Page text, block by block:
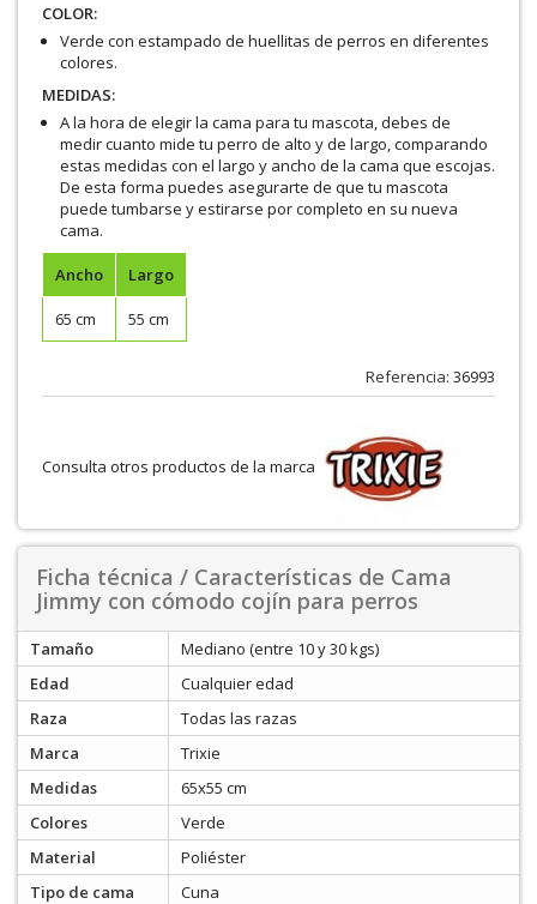
COLOR:
Verde con estampado de huellitas de perros en diferentes
colores.
MEDIDAS:
A la hora de elegir la cama para tu mascota, debes de
medir cuanto mide tu perro de alto y de largo, comparando
estas medidas con el largo y ancho de la cama que escojas.
De esta forma puedes asegurarte de que tu mascota
puede tumbarse y estirarse por completo en su nueva
cama.
Ancho Largo
65 cm 55 cm
Referencia: 36993
Consulta otros productos de la marca
Ficha técnica / Características de Cama
Jimmy con cómodo cojín para perros
Tamaño
Mediano (entre 10 y 30 kgs)
Edad
Cualquier edad
Raza
Todas las razas
Marca
Trixie
Medidas
65x55 cm
Colores
Verde
Material
Poliéster
Tipo de cama
Cuna